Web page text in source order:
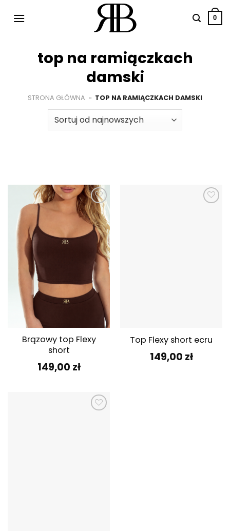
0
top na ramiączkach
damski
STRONA GŁÓWNA » TOP NA RAMIĄCZKACH DAMSKI
Dodaj do
ulubionych
Brązowy top Flexy
short
149,00 zł
Top Flexy short ecru
149,00 zł